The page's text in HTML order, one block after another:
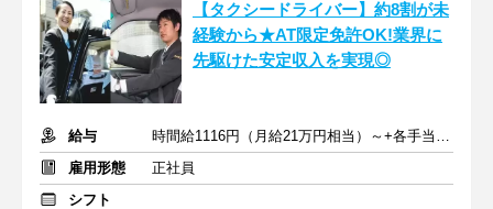
【タクシードライバー】約8割が未
経験から★AT限定免許OK!業界に
先駆けた安定収入を実現◎
給与
時間給1116円（月給21万円相当）～+各手当＋歩合給
雇用形態
正社員
シフト